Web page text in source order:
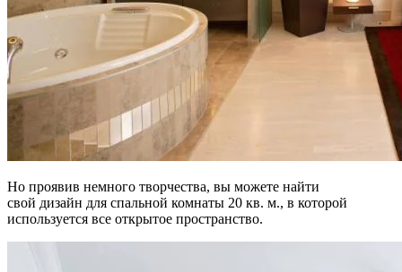
Но проявив немного творчества, вы можете найти
свой дизайн для спальной комнаты 20 кв. м., в которой
используется все открытое пространство.